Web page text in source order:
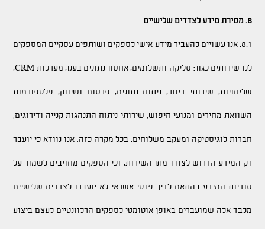
8. מסירת מידע לצדדים שלישיים
8.1. אנו עשויים להעביר מידע אישי לספקים ושותפים עסקיים המספקים
לנו שירותים כגון: סליקה ותשלומים, אחסון נתונים בענן, מערכות CRM,
שליחויות, שירותי דיוור, ניתוח נתונים, פרסום ושיווק, פלטפורמות
השוואת מחירים ומנועי חיפוש, שירותי ניתוח התנהגות קנייה ודירוגים,
חברות לוגיסטיקה ומעקב משלוחים. בכל מקרה כזה, אנו נוודא כי יועבר
רק המידע הדרוש לצורך מתן השירות, וכי הספקים מחויבים לשמור על
סודיות המידע בהתאם לדין. פרטי אשראי לא יועברו לצדדים שלישיים
מלבד אלה שמועברים באופן אוטומטי לספקים הרלוונטיים לעצם ביצוע